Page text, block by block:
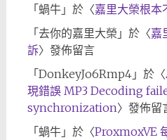
「蝸牛」於〈嘉里大榮根本
「去你的嘉里大榮 」於〈嘉
訴〉發佈留言
「DonkeyJo6Rmp4」於〈
現錯誤 MP3 Decoding
synchronization〉發佈留
「蝸牛」於〈ProxmoxVE